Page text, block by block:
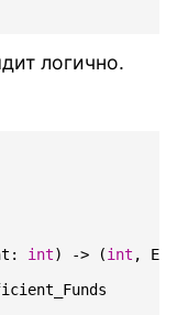
логично.
: int) -> (int ,